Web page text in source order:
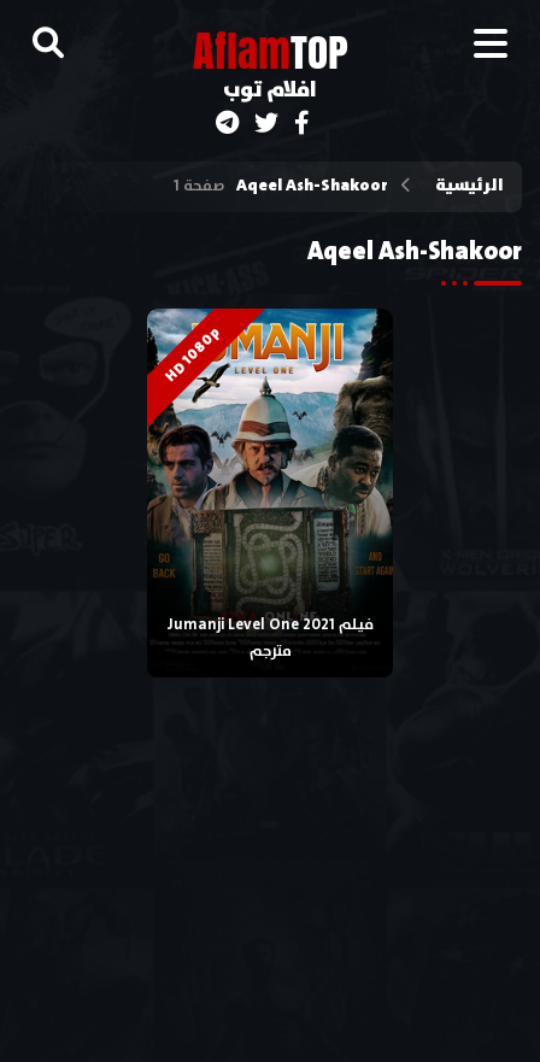
AflamTOP
افلام توب
الرئيسية Aqeel Ash-Shakoor صفحة 1
Aqeel Ash-Shakoor
HD 1080p
فيلم Jumanji Level One 2021
مترجم